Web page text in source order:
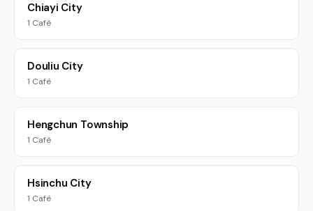
Chiayi City
1 Café
Douliu City
1 Café
Hengchun Township
1 Café
Hsinchu City
1 Café